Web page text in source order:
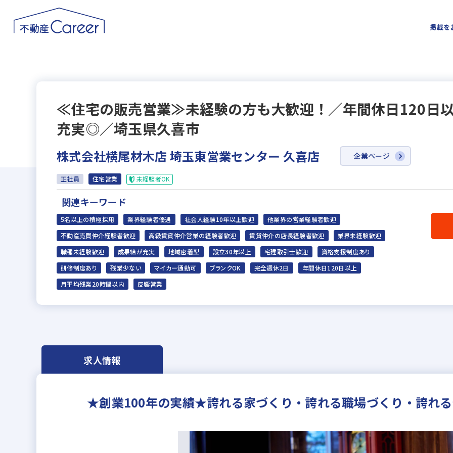
掲載を
≪住宅の販売営業≫未経験の方も大歓迎！／年間休日120日
充実◎／埼玉県久喜市
株式会社横尾材木店 埼玉東営業センター 久喜店 企業ページ
正社員 住宅営業 未経験者OK
関連キーワード
5名以上の積極採用 業界経験者優遇 社会人経験10年以上歓迎
他業界の営業経験者歓迎
不動産売買仲介経験者歓迎
高級賃貸仲介営業の経験者歓迎 賃貸仲介の店長経験者歓迎
業界未経験歓迎
職種未経験歓迎
成果給が充実 地域密着型 設立30年以上 宅建取引士歓迎
資格支援制度あり
研修制度あり
残業少ない マイカー通勤可 ブランクOK 完全週休2日
年間休日120日以上
月平均残業20時間以内
反響営業
求人情報
★創業100年の実績★誇れる家づくり・誇れる職場づくり・誇れ